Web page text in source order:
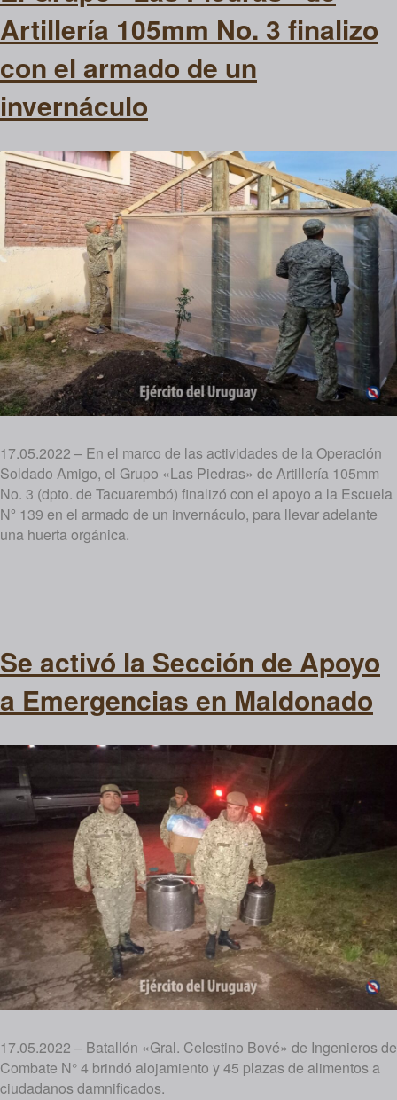
Artillería 105mm No. 3 finalizo
con el armado de un
invernáculo
17.05.2022 – En el marco de las actividades de la Operación
Soldado Amigo, el Grupo «Las Piedras» de Artillería 105mm
No. 3 (dpto. de Tacuarembó) finalizó con el apoyo a la Escuela
Nº 139 en el armado de un invernáculo, para llevar adelante
una huerta orgánica.
Se activó la Sección de Apoyo
a Emergencias en Maldonado
17.05.2022 – Batallón «Gral. Celestino Bové» de Ingenieros de
Combate N° 4 brindó alojamiento y 45 plazas de alimentos a
ciudadanos damnificados.